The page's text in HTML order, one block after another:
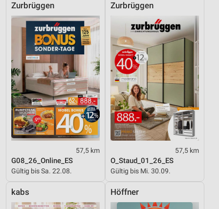
Zurbrüggen
57,5 km
G08_26_Online_ES
Gültig bis Sa. 22.08.
Zurbrüggen
57,5 km
O_Staud_01_26_ES
Gültig bis Mi. 30.09.
kabs Höffner